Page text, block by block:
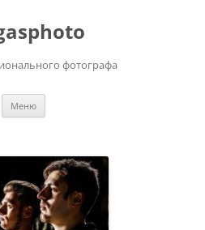
фотографа
Меню